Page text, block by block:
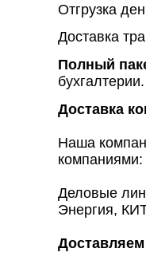
Отгрузка
Доставка
Полный
бухгалтерии.
Доставка
Наша
компаниями:
Деловые
Энергия,